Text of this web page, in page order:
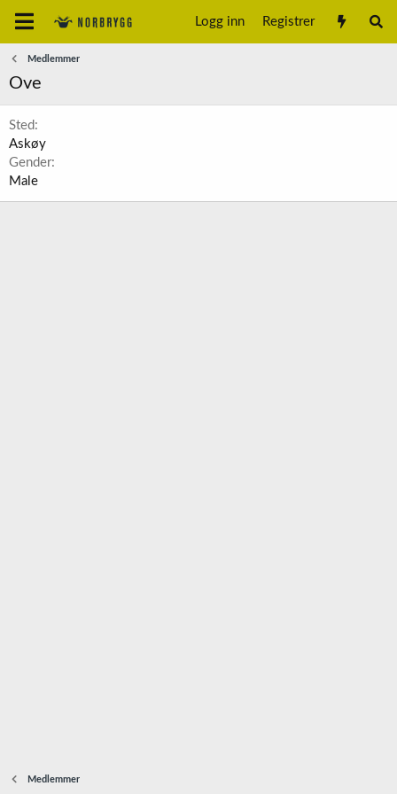
Logg inn Registrer
Medlemmer
Ove
Sted
Askøy
Gender
Male
Medlemmer